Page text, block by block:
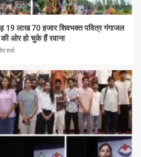
19 लाख 70 हजार शिवभक्त पवित्र गंगाजल
ओर हो चुके हैं रवाना
शर्मा